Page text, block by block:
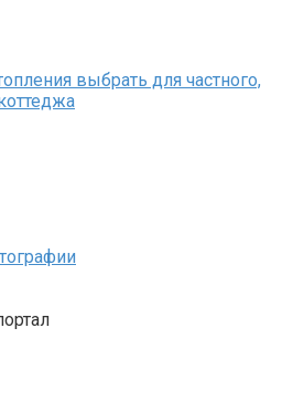
выбрать для частного,